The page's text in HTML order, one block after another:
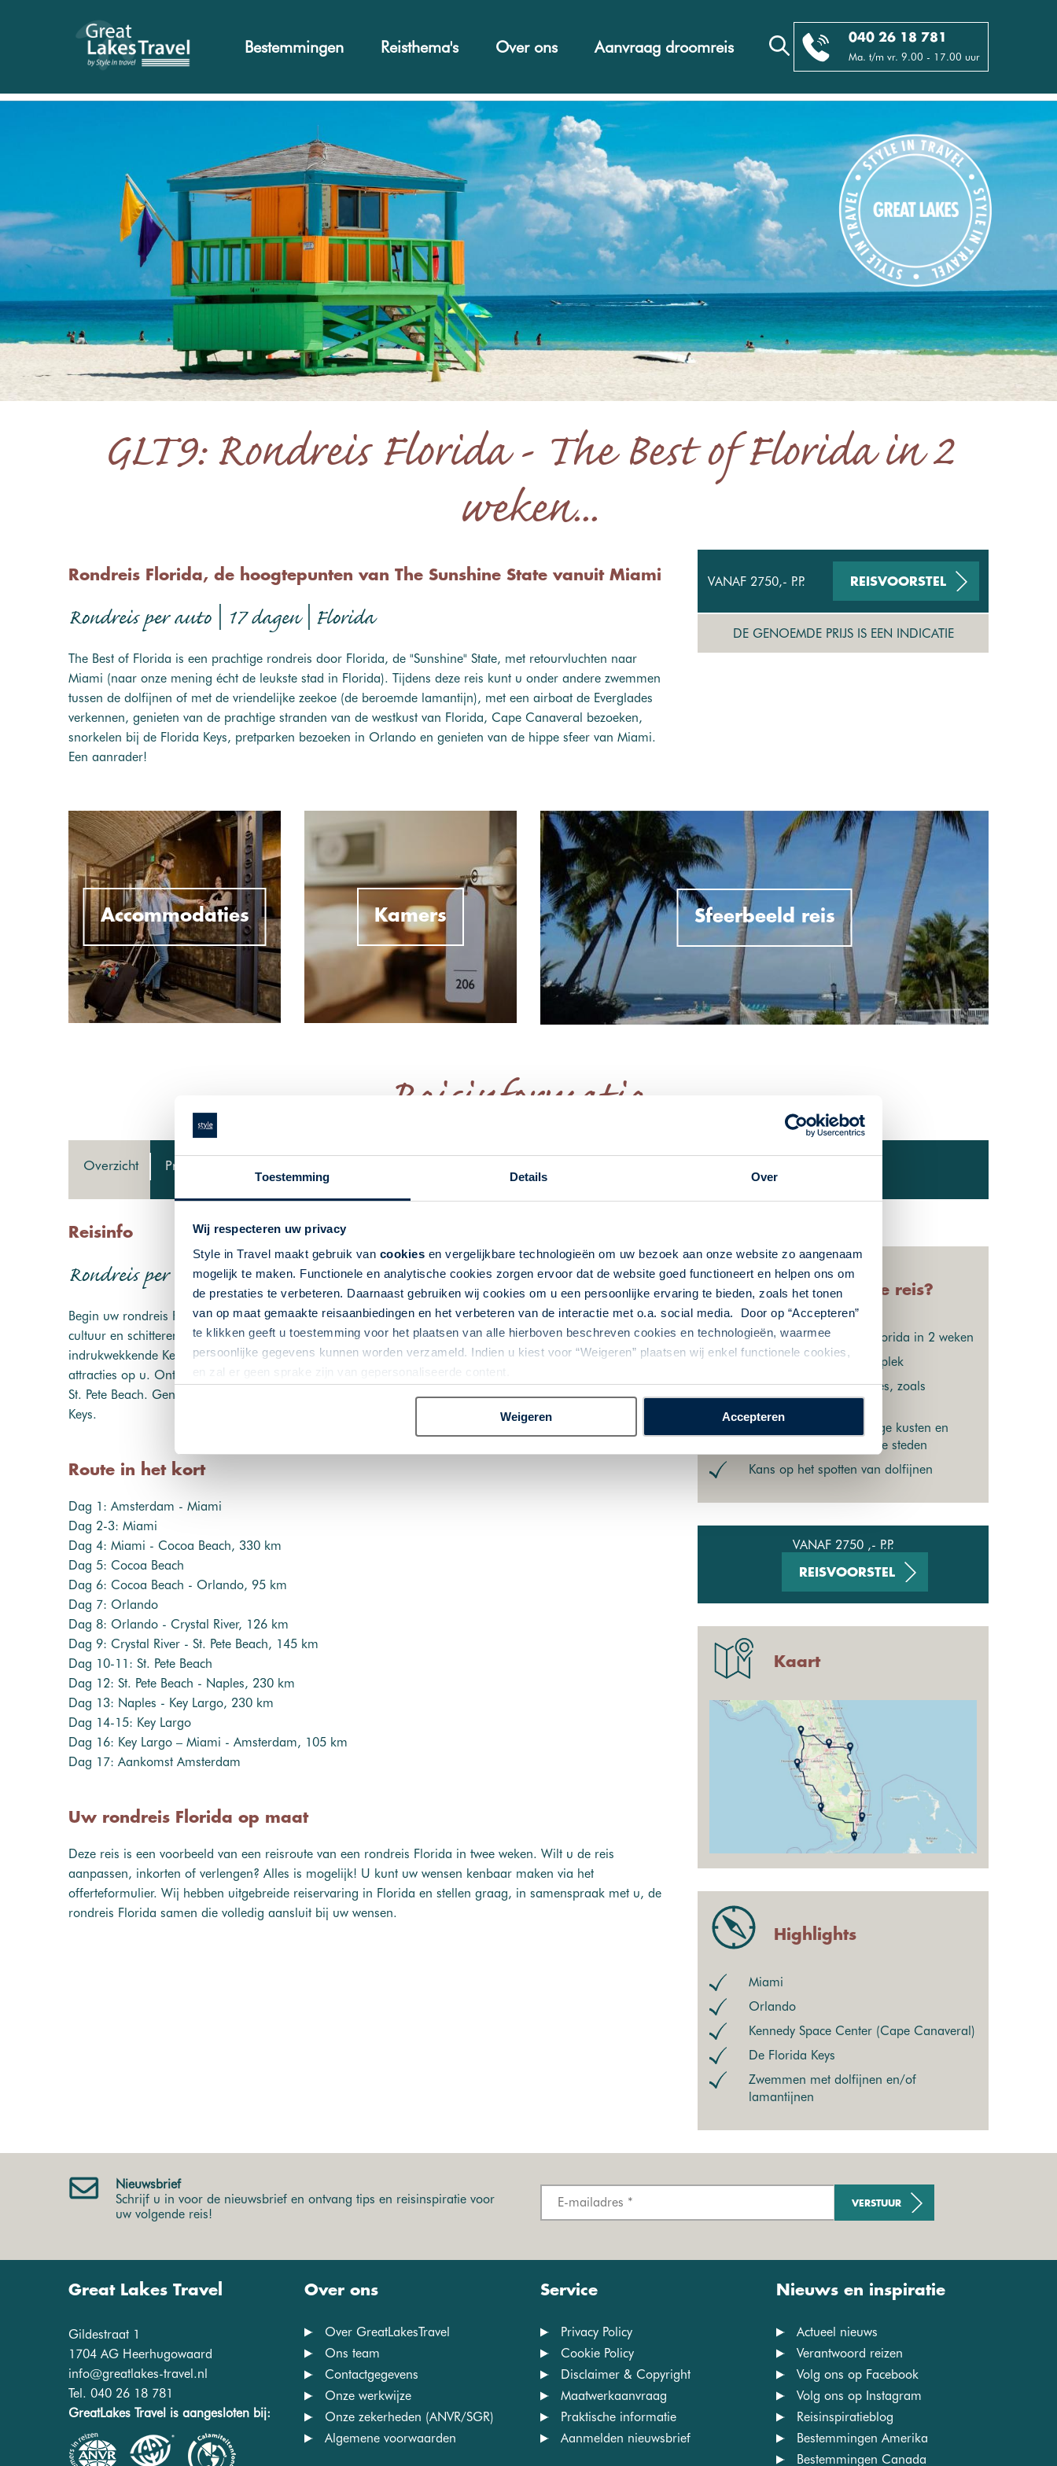
Toestemming Details Over
Wij respecteren uw privacy
Style in Travel maakt gebruik van cookies en vergelijkbare technologieën om uw bezoek aan onze website zo aangenaam
mogelijk te maken. Functionele en analytische cookies zorgen ervoor dat de website goed functioneert en helpen ons om
de prestaties te verbeteren. Daarnaast gebruiken wij cookies om u een persoonlijke ervaring te bieden, zoals het tonen
van op maat gemaakte reisaanbiedingen en het verbeteren van de interactie met o.a. social media. Door op “Accepteren”
te klikken geeft u toestemming voor het plaatsen van alle hierboven beschreven cookies en technologieën, waarmee
persoonlijke gegevens kunnen worden verzameld. Indien u kiest voor “Weigeren” plaatsen wij enkel functionele cookies,
en zal er geen sprake zijn van gepersonaliseerde content.
Weigeren Accepteren
040 26 18 781
Ma. t/m vr. 9.00 - 17.00 uur
Bestemmingen Reisthema's Over ons Aanvraag droomreis
GLT9: Rondreis Florida - The Best of Florida in 2
weken...
Rondreis Florida, de hoogtepunten van The Sunshine State vanuit Miami
Rondreis per auto | 17 dagen | Florida
The Best of Florida is een prachtige rondreis door Florida, de "Sunshine" State, met retourvluchten naar
Miami (naar onze mening écht de leukste stad in Florida). Tijdens deze reis kunt u onder andere zwemmen
tussen de dolfijnen of met de vriendelijke zeekoe (de beroemde lamantijn), met een airboat de Everglades
verkennen, genieten van de prachtige stranden van de westkust van Florida, Cape Canaveral bezoeken,
snorkelen bij de Florida Keys, pretparken bezoeken in Orlando en genieten van de hippe sfeer van Miami.
Een aanrader!
VANAF 2750,- P.P. REISVOORSTEL
DE GENOEMDE PRIJS IS EEN INDICATIE
Accommodaties Kamers Sfeerbeeld reis
Reisinformatie...
Overzicht Programma
Reisinfo
Rondreis per auto | 17 dagen | Florida
Begin uw rondreis Florida van ruim 2 weken in het bruisende Miami, waar u kunt genieten van de levendige
cultuur en schitterende stranden. Reis vervolgens naar het surfparadijs Cocoa Beach en verken het
indrukwekkende Kennedy Space Center. In Orlando wachten de magische pretparken en wereldberoemde
attracties op u. Ontdek de serene schoonheid en de zeekoeien van Crystal River en de prachtige kustlijn van
St. Pete Beach. Geniet van luxe en ontspanning in Naples en eindig uw reis in de adembenemende Florida
Keys.
Route in het kort
Dag 1: Amsterdam - Miami
Dag 2-3: Miami
Dag 4: Miami - Cocoa Beach, 330 km
Dag 5: Cocoa Beach
Dag 6: Cocoa Beach - Orlando, 95 km
Dag 7: Orlando
Dag 8: Orlando - Crystal River, 126 km
Dag 9: Crystal River - St. Pete Beach, 145 km
Dag 10-11: St. Pete Beach
Dag 12: St. Pete Beach - Naples, 230 km
Dag 13: Naples - Key Largo, 230 km
Dag 14-15: Key Largo
Dag 16: Key Largo – Miami - Amsterdam, 105 km
Dag 17: Aankomst Amsterdam
Uw rondreis Florida op maat
Deze reis is een voorbeeld van een reisroute van een rondreis Florida in twee weken. Wilt u de reis
aanpassen, inkorten of verlengen? Alles is mogelijk! U kunt uw wensen kenbaar maken via het
offerteformulier. Wij hebben uitgebreide reiservaring in Florida en stellen graag, in samenspraak met u, de
rondreis Florida samen die volledig aansluit bij uw wensen.
Waarom deze reis?
De hoogtepunten van Florida in 2 weken
Meerdere nachten op 1 plek
Mogelijkheid tot excursies, zoals
snorkelen bij Key Largo
Combinatie van prachtige kusten en
eilanden, vertier en leuke steden
Kans op het spotten van dolfijnen
VANAF 2750 ,- P.P.
REISVOORSTEL
Kaart
Highlights
Miami
Orlando
Kennedy Space Center (Cape Canaveral)
De Florida Keys
Zwemmen met dolfijnen en/of
lamantijnen
Nieuwsbrief
Schrijf u in voor de nieuwsbrief en ontvang tips en reisinspiratie voor
uw volgende reis!
VERSTUUR
Great Lakes Travel
Gildestraat 1
1704 AG Heerhugowaard
info@greatlakes-travel.nl
Tel. 040 26 18 781
GreatLakes Travel is aangesloten bij:
Over ons
Over GreatLakesTravel
Ons team
Contactgegevens
Onze werkwijze
Onze zekerheden (ANVR/SGR)
Algemene voorwaarden
Service
Privacy Policy
Cookie Policy
Disclaimer & Copyright
Maatwerkaanvraag
Praktische informatie
Aanmelden nieuwsbrief
Nieuws en inspiratie
Actueel nieuws
Verantwoord reizen
Volg ons op Facebook
Volg ons op Instagram
Reisinspiratieblog
Bestemmingen Amerika
Bestemmingen Canada